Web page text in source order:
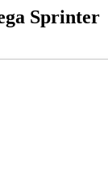
Sprinter